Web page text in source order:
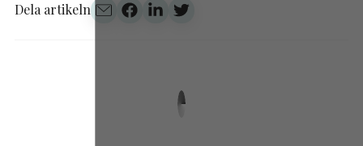
Dela artikeln